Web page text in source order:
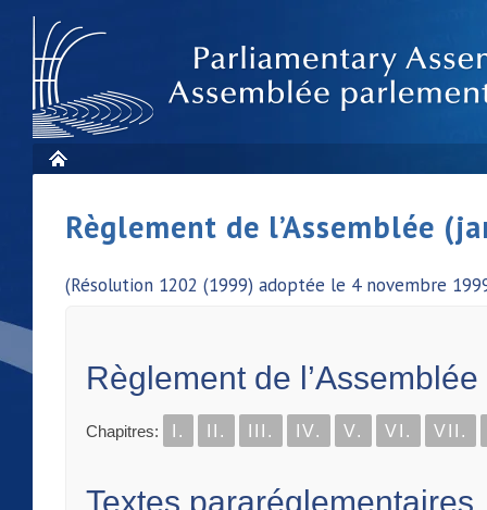
Règlement de l’Assemblée
(Résolution 1202 (1999) adoptée le 4 novembre
Règlement de l’Assemblée
Chapitres: I. II. III. IV. V. VI. VII.
Textes pararéglementaires